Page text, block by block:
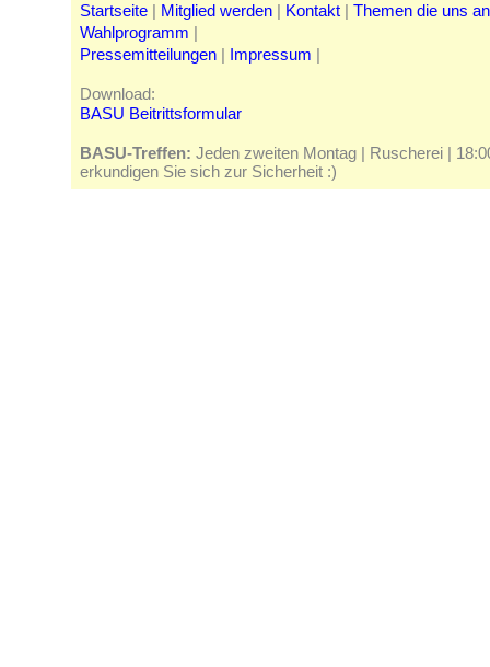
Startseite | Mitglied werden | Kontakt | Themen die uns
Wahlprogramm |
Pressemitteilungen | Impressum |
Download:
BASU Beitrittsformular
BASU-Treffen: Jeden zweiten Montag | Ruscherei |
erkundigen Sie sich zur Sicherheit :)